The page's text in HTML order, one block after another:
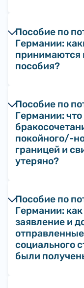
Пособие по
Германии:
принимаются
пособия?
Пособие по
Германии: что
покойного/-
границей и
утеряно?
Пособие по
Германии: как
заявление и
социального
были